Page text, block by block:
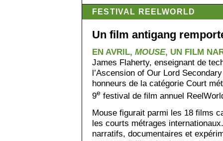
FESTIVAL REELWORLD
Un film antigang
EN AVRIL, MOUSE, UN FILM
James Flaherty, enseignant de
l’Ascension of Our Lord
honneurs de la catégorie Court
9e festival de film annuel
Mouse figurait parmi les 18 films
les courts métrages
narratifs, documentaires et